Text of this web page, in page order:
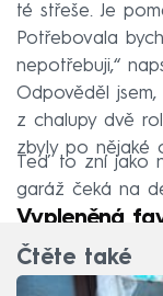
té střeše. Je
Potřebovala
nepotřebuji,“
Odpověděl
z chalupy dvě
zbyly po nějaké
Teď to zní jako
garáž čeká na
Vypleněná
Čtěte také